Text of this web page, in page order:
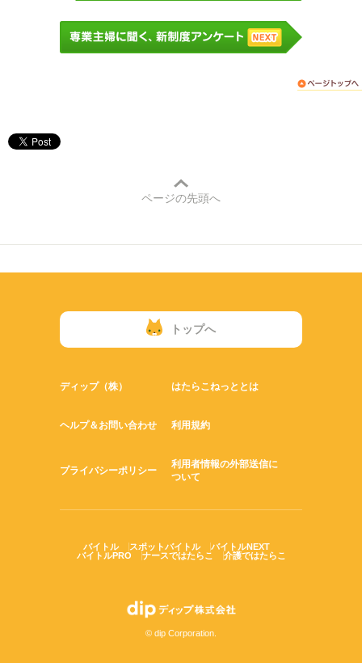
ページの先頭へ
トップへ
ディップ（株） はたらこねっととは
ヘルプ＆お問い合わせ 利用規約
プライバシーポリシー
利用者情報の外部送信に
ついて
バイトル スポットバイトル
バイトルNEXT
バイトルPRO
ナースではたらこ 介護ではたらこ
© dip Corporation.